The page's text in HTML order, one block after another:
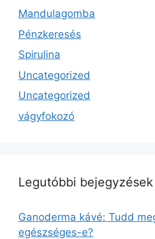
Mandulagomba
Pénzkeresés
Spirulina
Uncategorized
Uncategorized
vágyfokozó
Legutóbbi bejegyzések
Ganoderma kávé: Tudd
egészséges-e?